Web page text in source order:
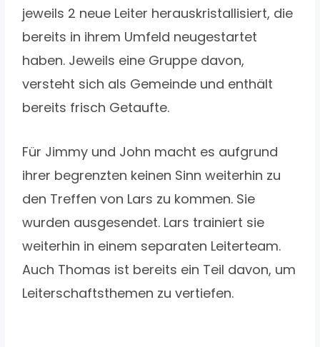
jeweils 2 neue Leiter herauskristallisiert, die
bereits in ihrem Umfeld neugestartet
haben. Jeweils eine Gruppe davon,
versteht sich als Gemeinde und enthält
bereits frisch Getaufte.
Für Jimmy und John macht es aufgrund
ihrer begrenzten keinen Sinn weiterhin zu
den Treffen von Lars zu kommen. Sie
wurden ausgesendet. Lars trainiert sie
weiterhin in einem separaten Leiterteam.
Auch Thomas ist bereits ein Teil davon, um
Leiterschaftsthemen zu vertiefen.